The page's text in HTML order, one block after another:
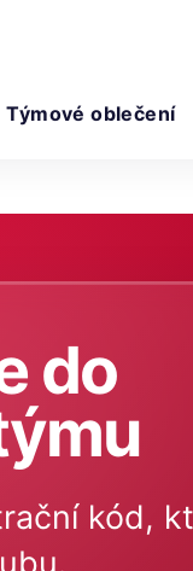
Týmové oblečení
do
kód,